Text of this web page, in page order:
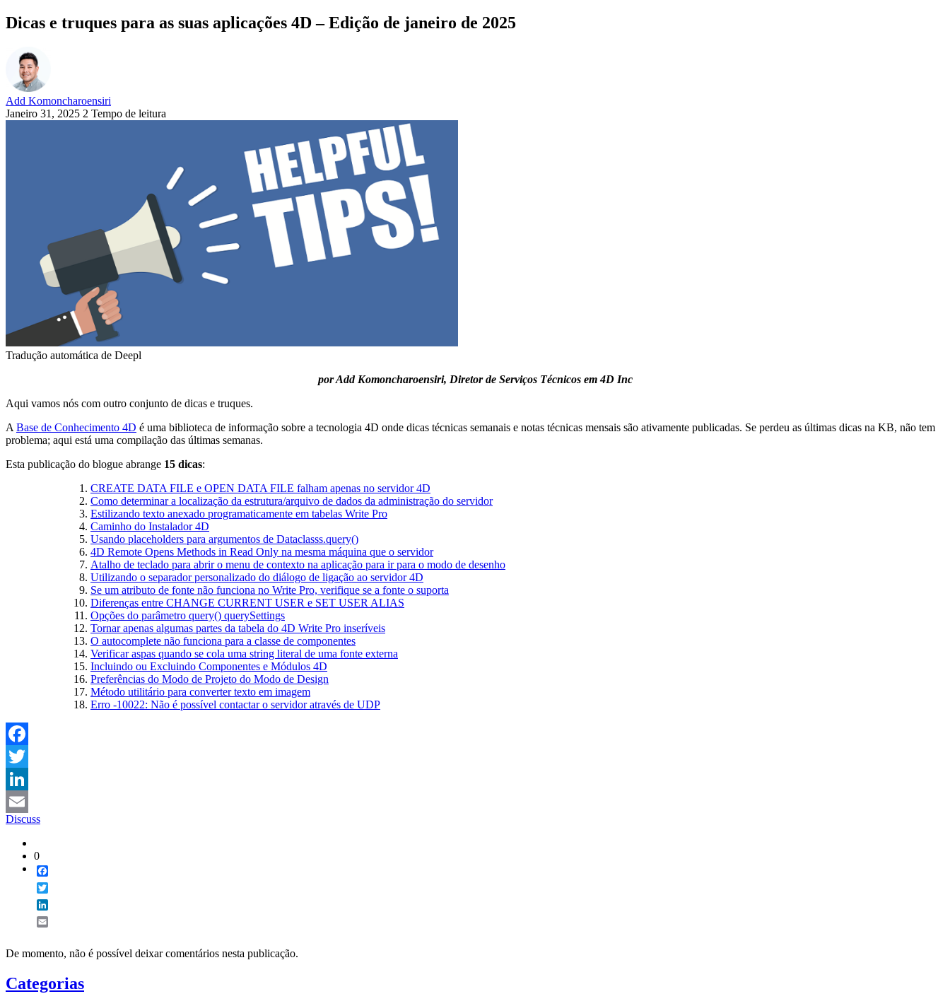
Dicas e truques para as suas aplicações 4D – Edição de janeiro de 2025
Add Komoncharoensiri
Janeiro 31, 2025 2 Tempo de leitura
Tradução automática de Deepl
por Add Komoncharoensiri, Diretor de Serviços Técnicos em 4D Inc
Aqui vamos nós com outro conjunto de dicas e truques.
A Base de Conhecimento 4D é uma biblioteca de informação sobre a tecnologia 4D onde dicas técnicas semanais e notas técnicas mensais são ativamente publicadas. Se perdeu as últimas dicas na KB, não tem
problema; aqui está uma compilação das últimas semanas.
Esta publicação do blogue abrange 15 dicas:
CREATE DATA FILE e OPEN DATA FILE falham apenas no servidor 4D
Como determinar a localização da estrutura/arquivo de dados da administração do servidor
Estilizando texto anexado programaticamente em tabelas Write Pro
Caminho do Instalador 4D
Usando placeholders para argumentos de Dataclasss.query()
4D Remote Opens Methods in Read Only na mesma máquina que o servidor
Atalho de teclado para abrir o menu de contexto na aplicação para ir para o modo de desenho
Utilizando o separador personalizado do diálogo de ligação ao servidor 4D
Se um atributo de fonte não funciona no Write Pro, verifique se a fonte o suporta
Diferenças entre CHANGE CURRENT USER e SET USER ALIAS
Opções do parâmetro query() querySettings
Tornar apenas algumas partes da tabela do 4D Write Pro inseríveis
O autocomplete não funciona para a classe de componentes
Verificar aspas quando se cola uma string literal de uma fonte externa
Incluindo ou Excluindo Componentes e Módulos 4D
Preferências do Modo de Projeto do Modo de Design
Método utilitário para converter texto em imagem
Erro -10022: Não é possível contactar o servidor através de UDP
Facebook
Twitter
LinkedIn
Email
Discuss
0
De momento, não é possível deixar comentários nesta publicação.
Categorias